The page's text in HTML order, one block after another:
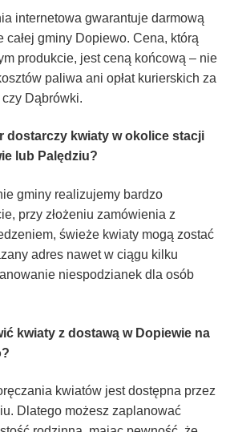
internetowa gwarantuje darmową
całej gminy Dopiewo. Cena, którą
produkcie, jest ceną końcową – nie
paliwa ani opłat kurierskich za
Dąbrówki.
dostarczy kwiaty w okolice stacji
lub Palędziu?
gminy realizujemy bardzo
przy złożeniu zamówienia z
świeże kwiaty mogą zostać
adres nawet w ciągu kilku
niespodzianek dla osób
kwiaty z dostawą w Dopiewie na
kwiatów jest dostępna przez
Dlatego możesz zaplanować